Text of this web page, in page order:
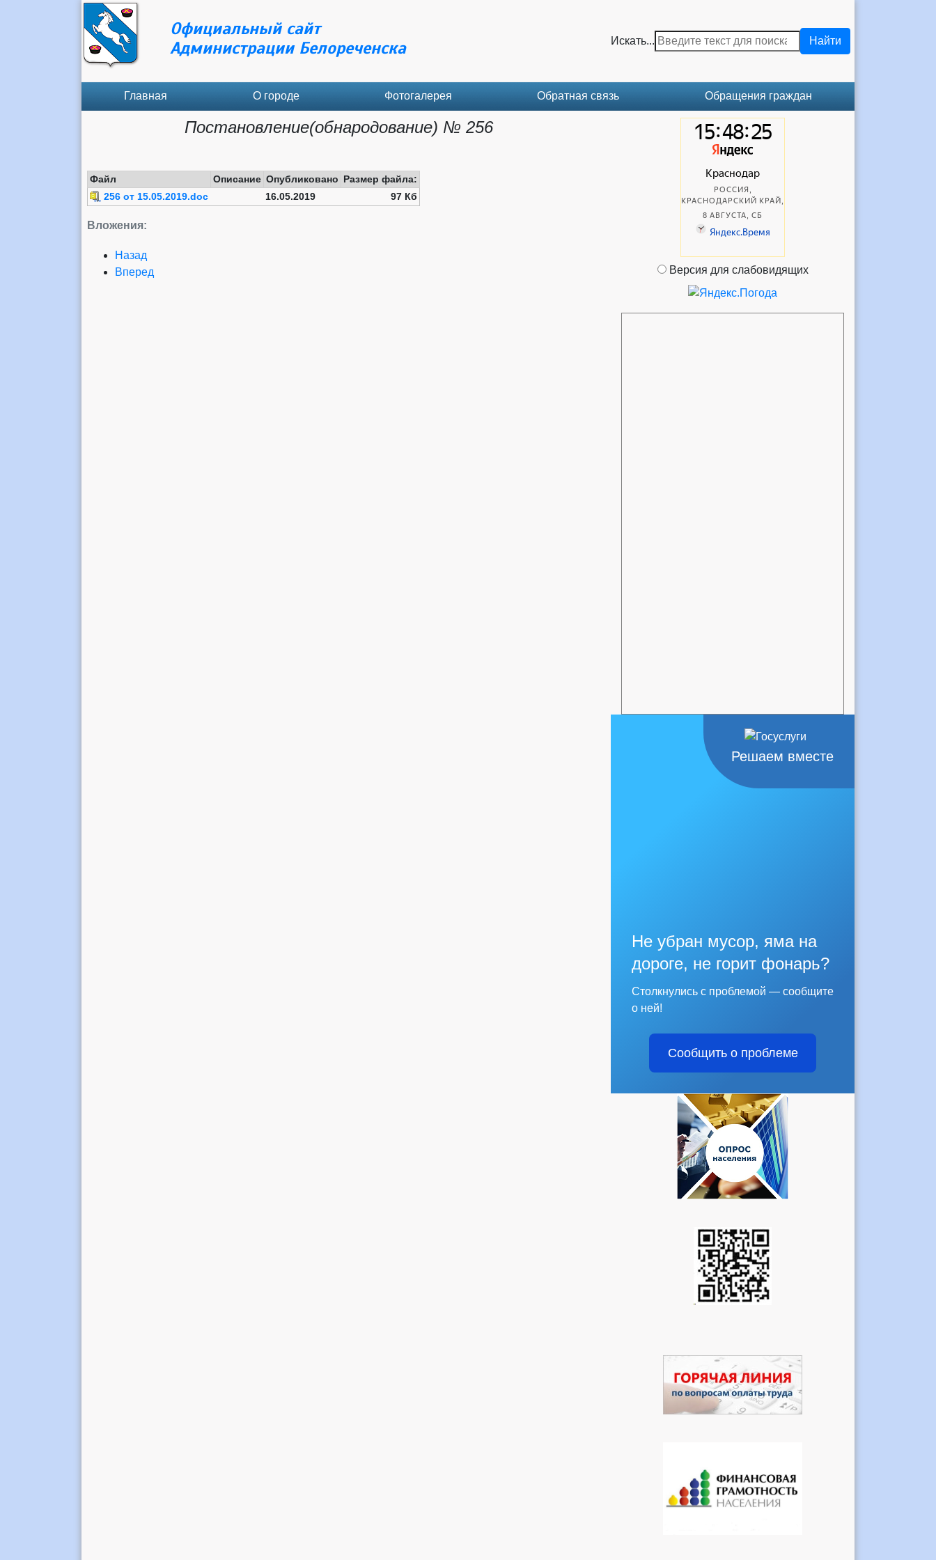
Официальный сайт
Администрации Белореченска
Искать... Найти
Главная О городе Фотогалерея Обратная связь Обращения граждан
Постановление(обнародование) № 256
Вложения:
Файл Описание Опубликовано Размер файла:
256 от 15.05.2019.doc
16.05.2019 97 Кб
Назад
Вперед
Версия для слабовидящих
Решаем вместе
Не убран мусор, яма на
дороге, не горит фонарь?
Столкнулись с проблемой — сообщите
о ней!
Сообщить о проблеме